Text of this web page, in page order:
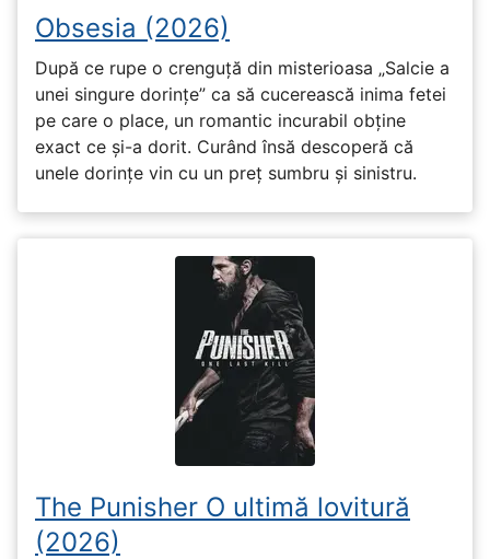
Obsesia (2026)
După ce rupe o crenguță din misterioasa „Salcie a
unei singure dorințe” ca să cucerească inima fetei
pe care o place, un romantic incurabil obține
exact ce și-a dorit. Curând însă descoperă că
unele dorințe vin cu un preț sumbru și sinistru.
The Punisher O ultimă lovitură
(2026)